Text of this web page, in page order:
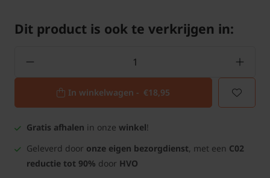
Dit product is ook te verkrijgen in:
In winkelwagen - €18,95
Gratis afhalen in onze winkel!
Geleverd door onze eigen bezorgdienst, met een C02
reductie tot 90% door HVO